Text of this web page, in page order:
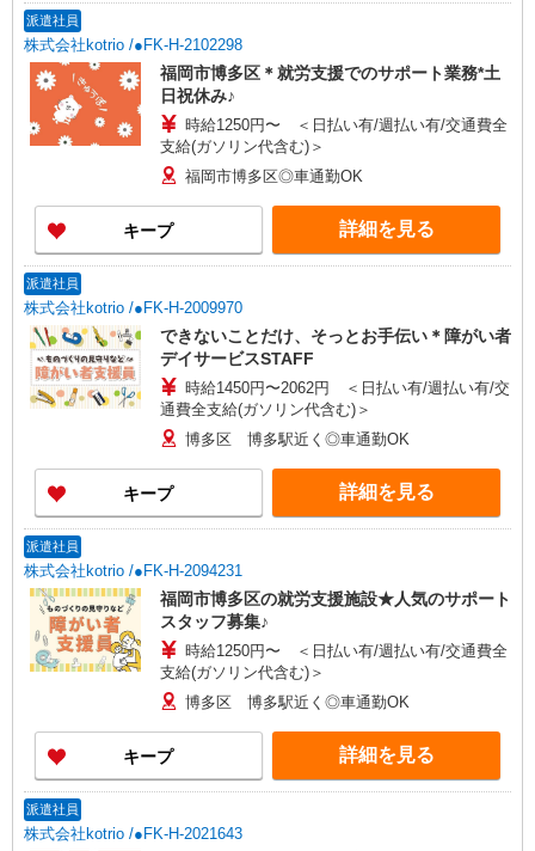
派遣社員
株式会社kotrio /●FK-H-2102298
福岡市博多区＊就労支援でのサポート業務*土
日祝休み♪
時給1250円〜 ＜日払い有/週払い有/交通費全
支給(ガソリン代含む)＞
福岡市博多区◎車通勤OK
キープ 詳細を見る
派遣社員
株式会社kotrio /●FK-H-2009970
できないことだけ、そっとお手伝い＊障がい者
デイサービスSTAFF
時給1450円〜2062円 ＜日払い有/週払い有/交
通費全支給(ガソリン代含む)＞
博多区 博多駅近く◎車通勤OK
キープ 詳細を見る
派遣社員
株式会社kotrio /●FK-H-2094231
福岡市博多区の就労支援施設★人気のサポート
スタッフ募集♪
時給1250円〜 ＜日払い有/週払い有/交通費全
支給(ガソリン代含む)＞
博多区 博多駅近く◎車通勤OK
キープ 詳細を見る
派遣社員
株式会社kotrio /●FK-H-2021643